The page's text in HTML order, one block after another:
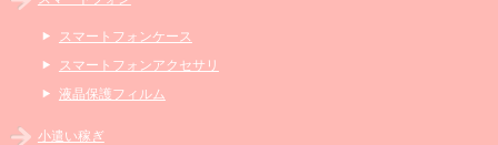
スマートフォンケース
スマートフォンアクセサリ
液晶保護フィルム
小遣い稼ぎ